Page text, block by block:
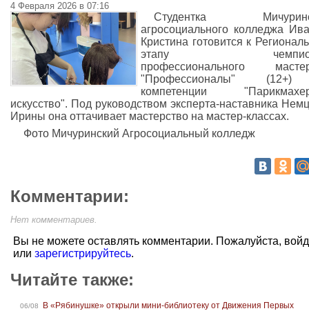
4 Февраля 2026 в 07:16
Студентка
агросоциального колледжа
Кристина готовится к
этапу
профессионального
"Профессионалы"
компетенции
искусство". Под руководством эксперта-наставника
Ирины она оттачивает мастерство на мастер-классах.
Фото Мичуринский Агросоциальный колледж
Комментарии:
Нет комментариев.
Вы не можете оставлять комментарии. Пожалуйста,
или зарегистрируйтесь.
Читайте также:
06/08 В «Рябинушке» открыли мини-библиотеку от Движения Первых